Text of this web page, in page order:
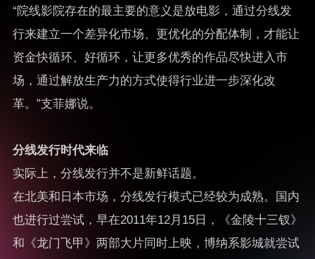
“院线影院存在的最主要的意义是放电影，通过分线发
行来建立一个差异化市场、更优化的分配体制，才能让
资金快循环、好循环，让更多优秀的作品尽快进入市
场，通过解放生产力的方式使得行业进一步深化改
革。”支菲娜说。
分线发行时代来临
实际上，分线发行并不是新鲜话题。
在北美和日本市场，分线发行模式已经较为成熟。国内
也进行过尝试，早在2011年12月15日，《金陵十三钗》
和《龙门飞甲》两部大片同时上映，博纳系影城就尝试